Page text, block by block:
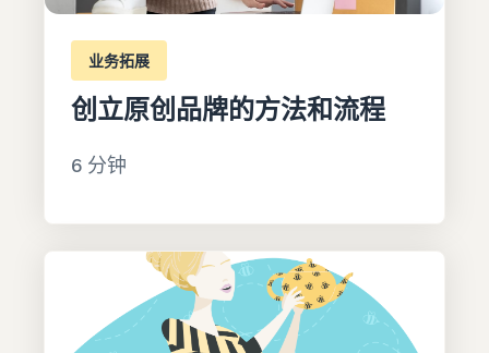
业务拓展
创立原创品牌的方法和流程
6 分钟